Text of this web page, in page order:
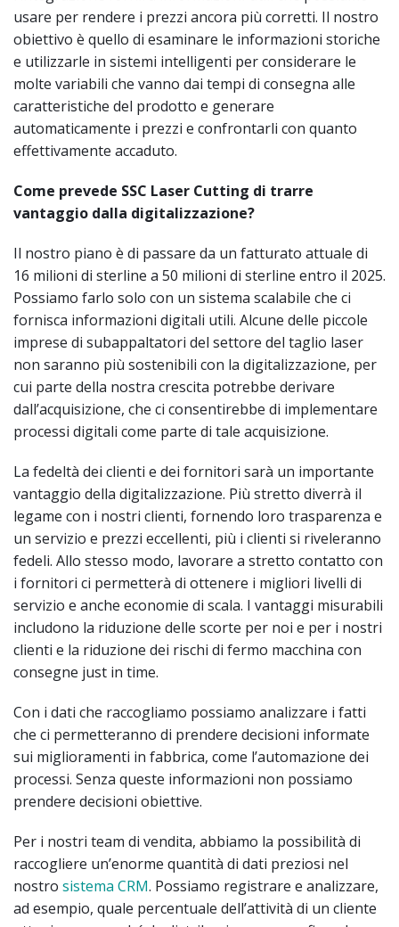
usare per rendere i prezzi ancora più corretti. Il nostro
obiettivo è quello di esaminare le informazioni storiche
e utilizzarle in sistemi intelligenti per considerare le
molte variabili che vanno dai tempi di consegna alle
caratteristiche del prodotto e generare
automaticamente i prezzi e confrontarli con quanto
effettivamente accaduto.
Come prevede SSC Laser Cutting di trarre
vantaggio dalla digitalizzazione?
Il nostro piano è di passare da un fatturato attuale di
16 milioni di sterline a 50 milioni di sterline entro il 2025.
Possiamo farlo solo con un sistema scalabile che ci
fornisca informazioni digitali utili. Alcune delle piccole
imprese di subappaltatori del settore del taglio laser
non saranno più sostenibili con la digitalizzazione, per
cui parte della nostra crescita potrebbe derivare
dall’acquisizione, che ci consentirebbe di implementare
processi digitali come parte di tale acquisizione.
La fedeltà dei clienti e dei fornitori sarà un importante
vantaggio della digitalizzazione. Più stretto diverrà il
legame con i nostri clienti, fornendo loro trasparenza e
un servizio e prezzi eccellenti, più i clienti si riveleranno
fedeli. Allo stesso modo, lavorare a stretto contatto con
i fornitori ci permetterà di ottenere i migliori livelli di
servizio e anche economie di scala. I vantaggi misurabili
includono la riduzione delle scorte per noi e per i nostri
clienti e la riduzione dei rischi di fermo macchina con
consegne just in time.
Con i dati che raccogliamo possiamo analizzare i fatti
che ci permetteranno di prendere decisioni informate
sui miglioramenti in fabbrica, come l’automazione dei
processi. Senza queste informazioni non possiamo
prendere decisioni obiettive.
Per i nostri team di vendita, abbiamo la possibilità di
raccogliere un’enorme quantità di dati preziosi nel
nostro sistema CRM. Possiamo registrare e analizzare,
ad esempio, quale percentuale dell’attività di un cliente